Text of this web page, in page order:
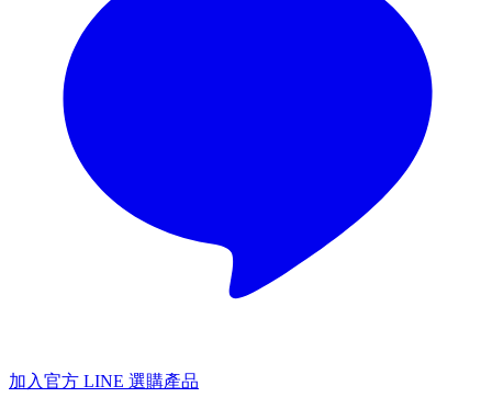
加入官方 LINE 選購產品